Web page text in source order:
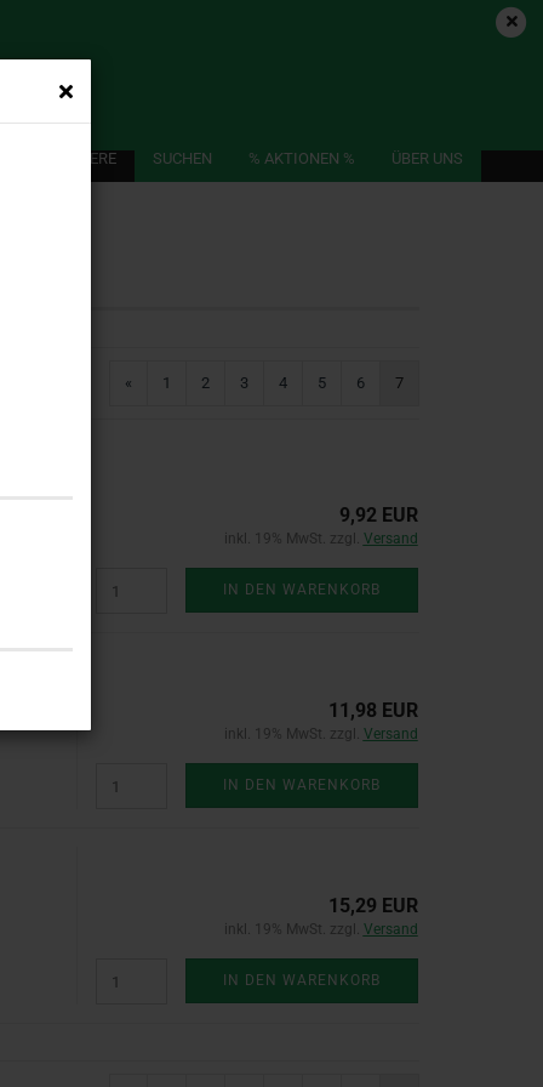
SUCHEN % AKTIONEN % ÜBER UNS
WEITERE
« 1 2 3 4 5 6 7
9,92 EUR
inkl. 19% MwSt. zzgl. Versand
IN DEN WARENKORB
11,98 EUR
inkl. 19% MwSt. zzgl. Versand
IN DEN WARENKORB
15,29 EUR
inkl. 19% MwSt. zzgl. Versand
IN DEN WARENKORB